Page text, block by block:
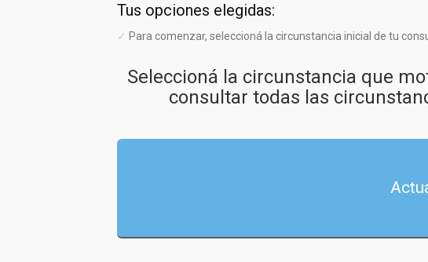
Tus opciones elegidas:
✓ Para comenzar, seleccioná la circunstancia inicial de tu
Seleccioná la circunstancia que
consultar todas las